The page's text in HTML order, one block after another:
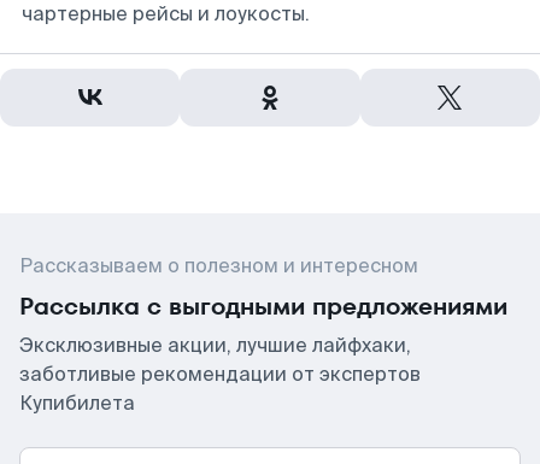
чартерные рейсы и лоукосты.
Рассказываем о полезном и интересном
Рассылка с выгодными предложениями
Эксклюзивные акции, лучшие лайфхаки,
заботливые рекомендации от экспертов
Купибилета